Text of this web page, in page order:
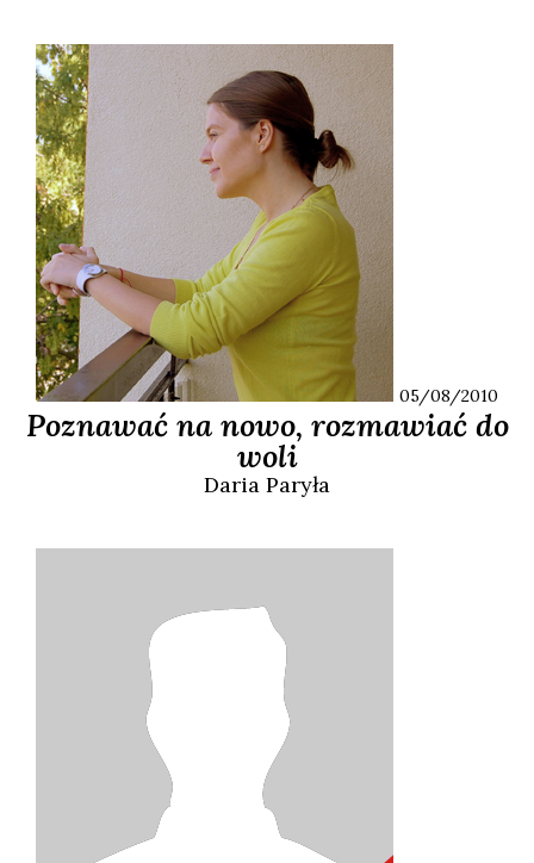
05/08/2010
Poznawać na nowo, rozmawiać do
woli
Daria Paryła